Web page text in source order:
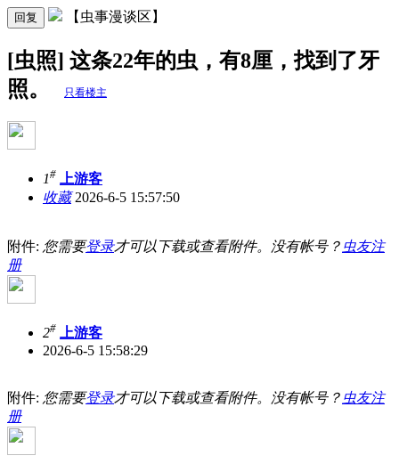
回复 【虫事漫谈区】
[虫照] 这条22年的虫，有8厘，找到了牙
照。
只看楼主
1#
上游客
收藏2026-6-5 15:57:50
附件: 您需要登录才可以下载或查看附件。没有帐号？ 虫友注
册
2# 上游客
2026-6-5 15:58:29
附件: 您需要登录才可以下载或查看附件。没有帐号？ 虫友注
册